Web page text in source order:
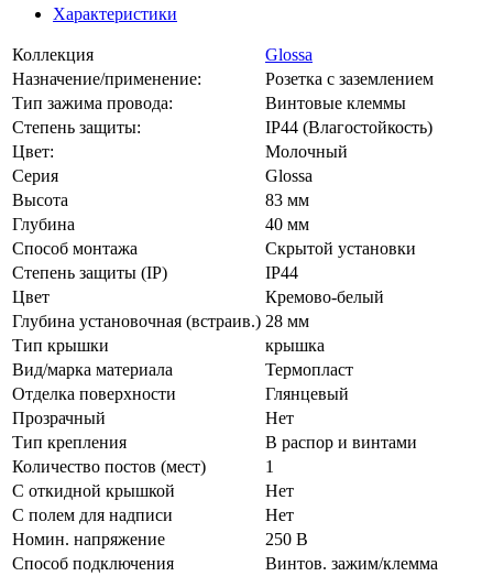
Характеристики
Коллекция
Glossa
Назначение/применение:
Розетка с заземлением
Тип зажима провода:
Винтовые клеммы
Степень защиты:
IP44 (Влагостойкость)
Цвет:
Молочный
Серия
Glossa
Высота
83 мм
Глубина
40 мм
Способ монтажа
Скрытой установки
Степень защиты (IP)
IP44
Цвет
Кремово-белый
Глубина установочная (встраив.) 28 мм
Тип крышки
крышка
Вид/марка материала
Термопласт
Отделка поверхности
Глянцевый
Прозрачный
Нет
Тип крепления
В распор и винтами
Количество постов (мест)
1
С откидной крышкой
Нет
С полем для надписи
Нет
Номин. напряжение
250 В
Способ подключения
Винтов. зажим/клемма